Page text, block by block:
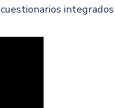
integrados